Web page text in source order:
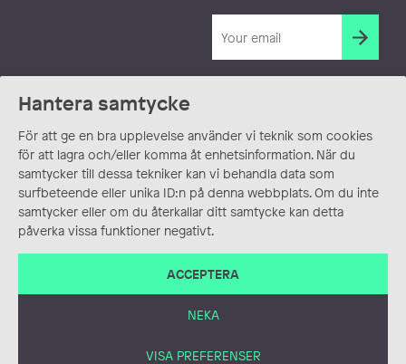
Hantera samtycke
För att ge en bra upplevelse använder vi teknik som cookies
för att lagra och/eller komma åt enhetsinformation. När du
samtycker till dessa tekniker kan vi behandla data som
surfbeteende eller unika ID:n på denna webbplats. Om du inte
samtycker eller om du återkallar ditt samtycke kan detta
påverka vissa funktioner negativt.
ACCEPTERA
NEKA
VISA PREFERENSER